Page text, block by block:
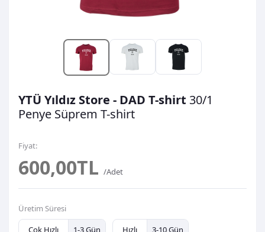
YTÜ Yıldız Store - DAD T-shirt 30/1
Penye Süprem T-shirt
Fiyat:
600,00TL /Adet
Üretim Süresi
Çok Hızlı
1-3 Gün Hızlı 3-10 Gün